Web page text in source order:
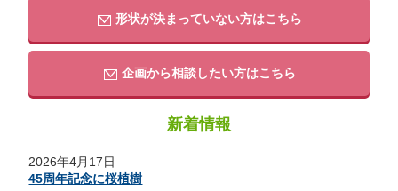
形状が決まっていない方はこちら
企画から相談したい方はこちら
新着情報
2026年4月17日
45周年記念に桜植樹